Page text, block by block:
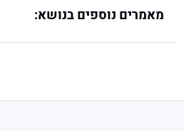
מאמרים נוספים בנושא: